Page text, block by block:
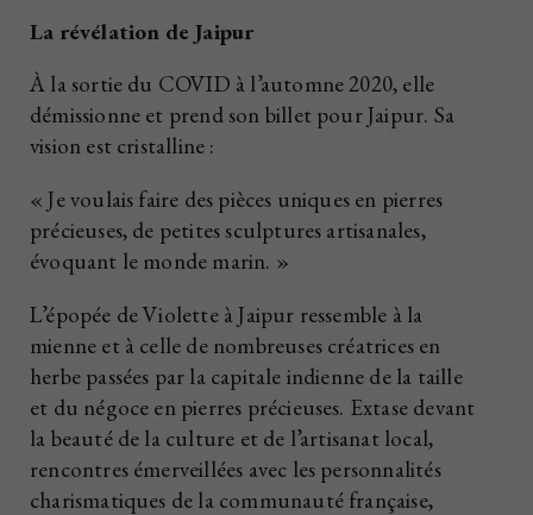
La révélation de Jaipur
À la sortie du COVID à l’automne 2020, elle
démissionne et prend son billet pour Jaipur. Sa
vision est cristalline :
« Je voulais faire des pièces uniques en pierres
précieuses, de petites sculptures artisanales,
évoquant le monde marin. »
L’épopée de Violette à Jaipur ressemble à la
mienne et à celle de nombreuses créatrices en
herbe passées par la capitale indienne de la taille
et du négoce en pierres précieuses. Extase devant
la beauté de la culture et de l’artisanat local,
rencontres émerveillées avec les personnalités
charismatiques de la communauté française,